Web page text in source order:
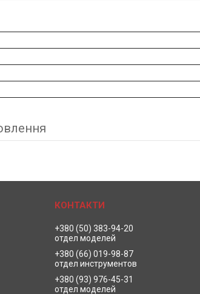
+380 (50) 383-94-20
отдел моделей
+380 (66) 019-98-87
отдел инструментов
+380 (93) 976-45-31
отдел моделей